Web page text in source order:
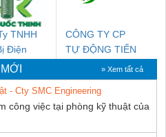
TNHH
Điện
Thịnh
CÔNG TY CP
TỰ ĐỘNG TIẾN
» Xem tất cả
- Cty SMC Engineering
công việc tại phòng kỹ thuật của